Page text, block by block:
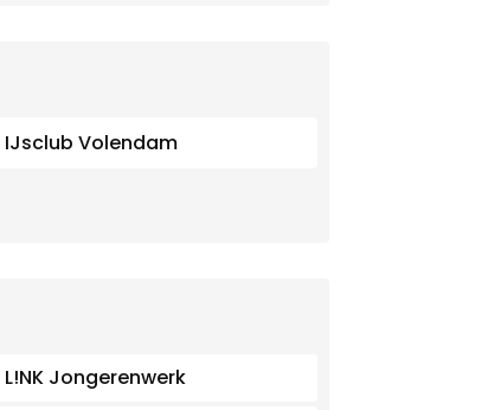
IJsclub Volendam
L!NK Jongerenwerk